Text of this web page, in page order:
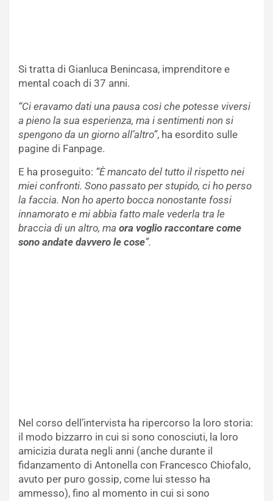
Si tratta di Gianluca Benincasa, imprenditore e
mental coach di 37 anni.
“Ci eravamo dati una pausa così che potesse viversi
a pieno la sua esperienza, ma i sentimenti non si
spengono da un giorno all’altro”, ha esordito sulle
pagine di Fanpage.
E ha proseguito: “È mancato del tutto il rispetto nei
miei confronti. Sono passato per stupido, ci ho perso
la faccia. Non ho aperto bocca nonostante fossi
innamorato e mi abbia fatto male vederla tra le
braccia di un altro, ma ora voglio raccontare come
sono andate davvero le cose”.
Nel corso dell’intervista ha ripercorso la loro storia:
il modo bizzarro in cui si sono conosciuti, la loro
amicizia durata negli anni (anche durante il
fidanzamento di Antonella con Francesco Chiofalo,
avuto per puro gossip, come lui stesso ha
ammesso), fino al momento in cui si sono